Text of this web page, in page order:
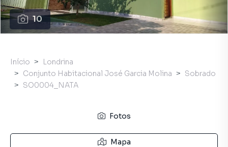
10
Início
Londrina
Conjunto Habitacional José Garcia Molina
Sobrado
SO0004_NATA
Fotos
Mapa